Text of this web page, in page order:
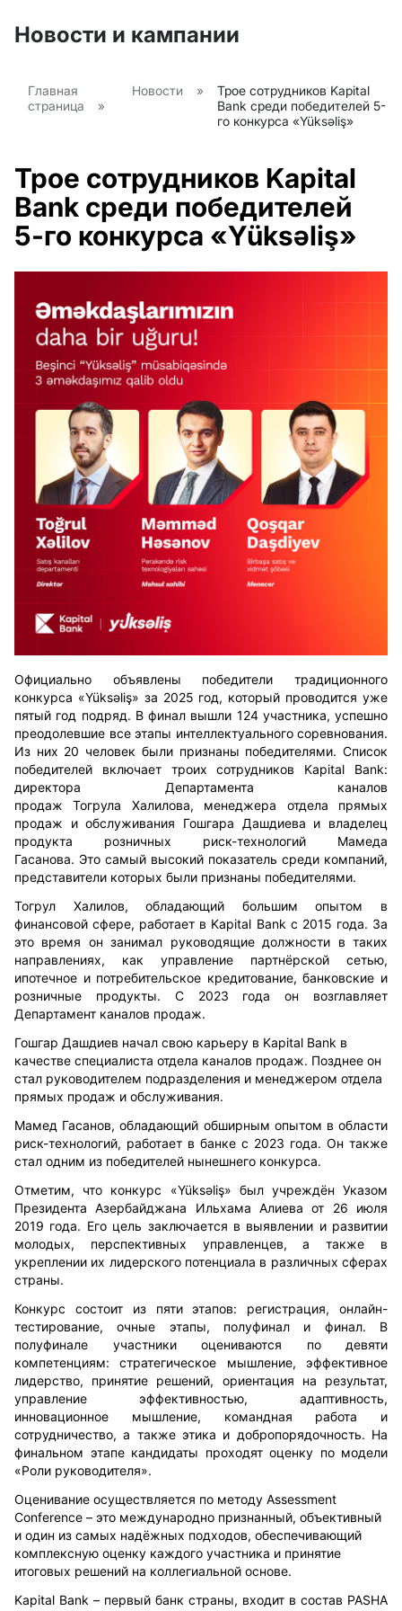
Новости и кампании
Главная
страница
»
Новости »
Трое сотрудников Kapital
Bank среди победителей 5-
го конкурса «Yüksəliş»
Трое сотрудников Kapital
Bank среди победителей
5-го конкурса «Yüksəliş»
Официально объявлены победители традиционного
конкурса «Yüksəliş» за 2025 год, который проводится уже
пятый год подряд. В финал вышли 124 участника, успешно
преодолевшие все этапы интеллектуального соревнования.
Из них 20 человек были признаны победителями. Список
победителей включает троих сотрудников Kapital Bank:
директора Департамента каналов
продаж Тогрула Халилова, менеджера отдела прямых
продаж и обслуживания Гошгара Дашдиева и владелец
продукта розничных риск-технологий Мамеда
Гасанова. Это самый высокий показатель среди компаний,
представители которых были признаны победителями.
Тогрул Халилов, обладающий большим опытом в
финансовой сфере, работает в Kapital Bank с 2015 года. За
это время он занимал руководящие должности в таких
направлениях, как управление партнёрской сетью,
ипотечное и потребительское кредитование, банковские и
розничные продукты. С 2023 года он возглавляет
Департамент каналов продаж.
Гошгар Дашдиев начал свою карьеру в Kapital Bank в
качестве специалиста отдела каналов продаж. Позднее он
стал руководителем подразделения и менеджером отдела
прямых продаж и обслуживания.
Мамед Гасанов, обладающий обширным опытом в области
риск-технологий, работает в банке с 2023 года. Он также
стал одним из победителей нынешнего конкурса.
Отметим, что конкурс «Yüksəliş» был учреждён Указом
Президента Азербайджана Ильхама Алиева от 26 июля
2019 года. Его цель заключается в выявлении и развитии
молодых, перспективных управленцев, а также в
укреплении их лидерского потенциала в различных сферах
страны.
Конкурс состоит из пяти этапов: регистрация, онлайн-
тестирование, очные этапы, полуфинал и финал. В
полуфинале участники оцениваются по девяти
компетенциям: стратегическое мышление, эффективное
лидерство, принятие решений, ориентация на результат,
управление эффективностью, адаптивность,
инновационное мышление, командная работа и
сотрудничество, а также этика и добропорядочность. На
финальном этапе кандидаты проходят оценку по модели
«Роли руководителя».
Оценивание осуществляется по методу Assessment
Conference – это международно признанный, объективный
и один из самых надёжных подходов, обеспечивающий
комплексную оценку каждого участника и принятие
итоговых решений на коллегиальной основе.
Kapital Bank – первый банк страны, входит в состав PASHA